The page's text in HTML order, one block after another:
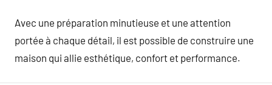
Avec une préparation minutieuse et une attention
portée à chaque détail, il est possible de construire une
maison qui allie esthétique, confort et performance.